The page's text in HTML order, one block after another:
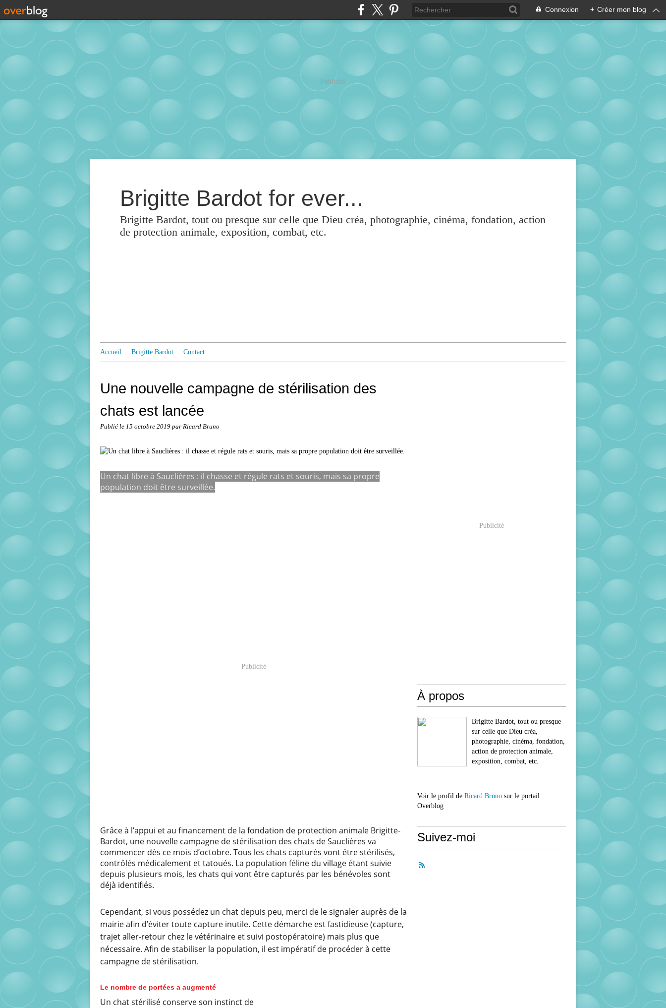
Connexion + Créer mon blog
Publicité
Brigitte Bardot for ever...
Brigitte Bardot, tout ou presque sur celle que Dieu créa, photographie, cinéma, fondation, action
de protection animale, exposition, combat, etc.
Accueil Brigitte Bardot Contact
Une nouvelle campagne de stérilisation des
chats est lancée
Publié le 15 octobre 2019 par Ricard Bruno
Un chat libre à Sauclières : il chasse et régule rats et souris, mais sa propre
population doit être surveillée.
Publicité
Grâce à l’appui et au financement de la fondation de protection animale Brigitte-
Bardot, une nouvelle campagne de stérilisation des chats de Sauclières va
commencer dès ce mois d’octobre. Tous les chats capturés vont être stérilisés,
contrôlés médicalement et tatoués. La population féline du village étant suivie
depuis plusieurs mois, les chats qui vont être capturés par les bénévoles sont
déjà identifiés.
Cependant, si vous possédez un chat depuis peu, merci de le signaler auprès de la
mairie afin d’éviter toute capture inutile. Cette démarche est fastidieuse (capture,
trajet aller-retour chez le vétérinaire et suivi postopératoire) mais plus que
nécessaire. Afin de stabiliser la population, il est impératif de procéder à cette
campagne de stérilisation.
Le nombre de portées a augmenté
Un chat stérilisé conserve son instinct de
Publicité
À propos
Brigitte Bardot, tout ou presque
sur celle que Dieu créa,
photographie, cinéma, fondation,
action de protection animale,
exposition, combat, etc.
Voir le profil de Ricard Bruno sur le portail
Overblog
Suivez-moi